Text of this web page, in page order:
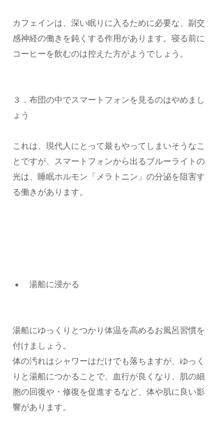
カフェインは、深い眠りに入るために必要な、副交
感神経の働きを鈍くする作用があります。寝る前に
コーヒーを飲むのは控えた方がようでしょう。
３．布団の中でスマートフォンを見るのはやめまし
ょう
これは、現代人にとって最もやってしまいそうなこ
とですが、スマートフォンから出るブルーライトの
光は、睡眠ホルモン「メラトニン」の分泌を阻害す
る働きがあります。
湯船に浸かる
湯船にゆっくりとつかり体温を高めるお風呂習慣を
付けましょう。
体の汚れはシャワーはだけでも落ちますが、ゆっく
りと湯船につかることで、血行が良くなり、肌の細
胞の回復や・修復を促進するなど、体や肌に良い影
響があります。